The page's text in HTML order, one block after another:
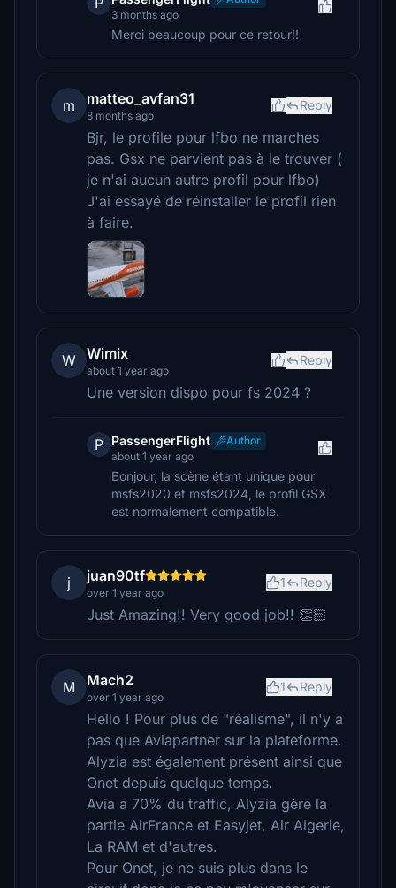
3 months ago
Merci beaucoup pour ce retour!!
m matteo_avfan31
8 months ago
Reply
Bjr, le profile pour lfbo ne marches
pas. Gsx ne parvient pas à le trouver (
je n'ai aucun autre profil pour lfbo)
J'ai essayé de réinstaller le profil rien
à faire.
W Wimix
about 1 year ago
Reply
Une version dispo pour fs 2024 ?
P PassengerFlight
Author
about 1 year ago
Bonjour, la scène étant unique pour
msfs2020 et msfs2024, le profil GSX
est normalement compatible.
j juan90tf
over 1 year ago
1 Reply
Just Amazing!! Very good job!! 👏🏻
M Mach2
over 1 year ago
1 Reply
Hello ! Pour plus de "réalisme", il n'y a
pas que Aviapartner sur la plateforme.
Alyzia est également présent ainsi que
Onet depuis quelque temps.
Avia a 70% du traffic, Alyzia gère la
partie AirFrance et Easyjet, Air Algerie,
La RAM et d'autres.
Pour Onet, je ne suis plus dans le